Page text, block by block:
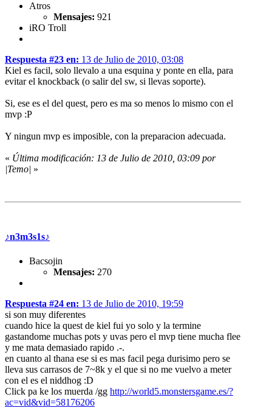
Atros
Mensajes: 921
iRO Troll
Respuesta #23 en: 13 de Julio de 2010, 03:08
Kiel es facil, solo llevalo a una esquina y ponte en ella, para
evitar el knockback (o salir del sw, si llevas soporte).
Si, ese es el del quest, pero es ma so menos lo mismo con el
mvp :P
Y ningun mvp es imposible, con la preparacion adecuada.
« Última modificación: 13 de Julio de 2010, 03:09 por
|Temo| »
♪n3m3s1s♪
Bacsojin
Mensajes: 270
Respuesta #24 en: 13 de Julio de 2010, 19:59
si son muy diferentes
cuando hice la quest de kiel fui yo solo y la termine
gastandome muchas pots y uvas pero el mvp tiene mucha flee
y me mata demasiado rapido .-.
en cuanto al thana ese si es mas facil pega durisimo pero se
lleva sus carrasos de 7~8k y el que si no me vuelvo a meter
con el es el niddhog :D
Click pa ke los muerda /gg http://world5.monstersgame.es/?
ac=vid&vid=58176206